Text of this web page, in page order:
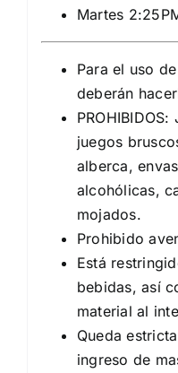
Martes
Para el uso
deberán
juegos
alberca,
alcohólicas,
mojados.
Prohibido
Está
bebidas, así
material al
Queda
ingreso de